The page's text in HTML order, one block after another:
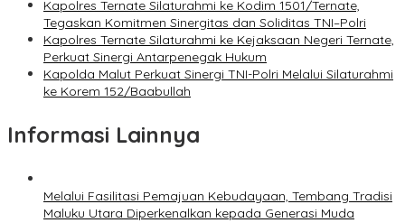
Kapolres Ternate Silaturahmi ke Kodim 1501/Ternate,
Tegaskan Komitmen Sinergitas dan Soliditas TNI–Polri
Kapolres Ternate Silaturahmi ke Kejaksaan Negeri Ternate,
Perkuat Sinergi Antarpenegak Hukum
Kapolda Malut Perkuat Sinergi TNI-Polri Melalui Silaturahmi
ke Korem 152/Baabullah
Informasi Lainnya
Melalui Fasilitasi Pemajuan Kebudayaan, Tembang Tradisi
Maluku Utara Diperkenalkan kepada Generasi Muda